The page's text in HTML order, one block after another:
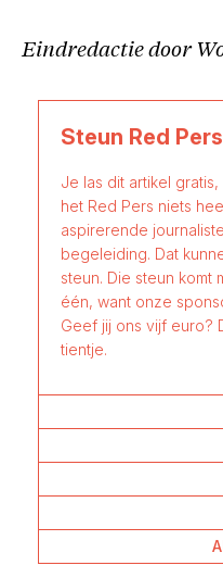
Eindredactie door
Steun Red Pers
Je las dit artikel
het Red Pers niets
aspirerende
begeleiding. Dat
steun. Die steun komt
één, want onze
Geef jij ons vijf euro?
tientje.